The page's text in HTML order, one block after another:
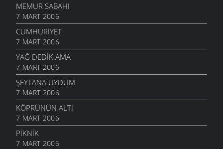
MEMUR SABAHI
7 MART 2006
CUMHURIYET
7 MART 2006
YAĞ DEDIK AMA
7 MART 2006
ŞEYTANA UYDUM
7 MART 2006
KÖPRÜNÜN ALTI
7 MART 2006
PIKNIK
7 MART 2006